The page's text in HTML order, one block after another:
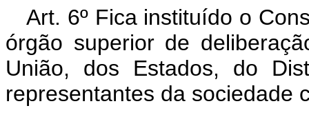
Art. 6º Fica instituído o
órgão superior de
União, dos Estados, do
representantes da sociedade